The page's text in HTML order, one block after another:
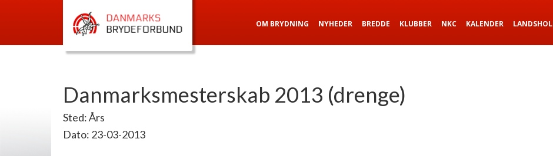
OM BRYDNING NYHEDER BREDDE KLUBBER NKC KALENDER
Danmarksmesterskab 2013 (drenge)
Sted: Års
Dato: 23-03-2013